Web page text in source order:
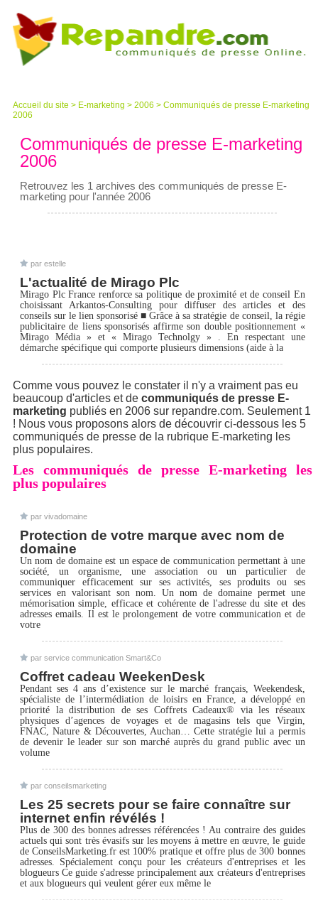
Accueil du site > E-marketing > 2006 > Communiqués de presse E-marketing
2006
Communiqués de presse E-marketing
2006
Retrouvez les 1 archives des communiqués de presse E-
marketing pour l'année 2006
par estelle
L'actualité de Mirago Plc
Mirago Plc France renforce sa politique de proximité et de conseil En
choisissant Arkantos-Consulting pour diffuser des articles et des
conseils sur le lien sponsorisé ■ Grâce à sa stratégie de conseil, la régie
publicitaire de liens sponsorisés affirme son double positionnement «
Mirago Média » et « Mirago Technolgy » . En respectant une
démarche spécifique qui comporte plusieurs dimensions (aide à la
Comme vous pouvez le constater il n'y a vraiment pas eu
beaucoup d'articles et de communiqués de presse E-
marketing publiés en 2006 sur repandre.com. Seulement 1
! Nous vous proposons alors de découvrir ci-dessous les 5
communiqués de presse de la rubrique E-marketing les
plus populaires.
Les communiqués de presse E-marketing les
plus populaires
par vivadomaine
Protection de votre marque avec nom de
domaine
Un nom de domaine est un espace de communication permettant à une
société, un organisme, une association ou un particulier de
communiquer efficacement sur ses activités, ses produits ou ses
services en valorisant son nom. Un nom de domaine permet une
mémorisation simple, efficace et cohérente de l'adresse du site et des
adresses emails. Il est le prolongement de votre communication et de
votre
par service communication Smart&Co
Coffret cadeau WeekenDesk
Pendant ses 4 ans d’existence sur le marché français, Weekendesk,
spécialiste de l’intermédiation de loisirs en France, a développé en
priorité la distribution de ses Coffrets Cadeaux® via les réseaux
physiques d’agences de voyages et de magasins tels que Virgin,
FNAC, Nature & Découvertes, Auchan… Cette stratégie lui a permis
de devenir le leader sur son marché auprès du grand public avec un
volume
par conseilsmarketing
Les 25 secrets pour se faire connaître sur
internet enfin révélés !
Plus de 300 des bonnes adresses référencées ! Au contraire des guides
actuels qui sont très évasifs sur les moyens à mettre en œuvre, le guide
de ConseilsMarketing.fr est 100% pratique et offre plus de 300 bonnes
adresses. Spécialement conçu pour les créateurs d'entreprises et les
blogueurs Ce guide s'adresse principalement aux créateurs d'entreprises
et aux blogueurs qui veulent gérer eux même le